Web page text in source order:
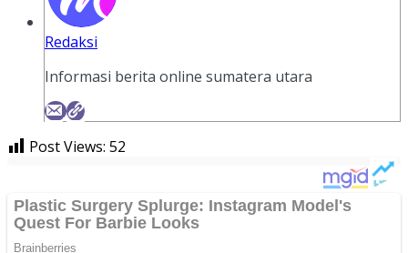
Redaksi
Informasi berita online sumatera utara
Post Views: 52